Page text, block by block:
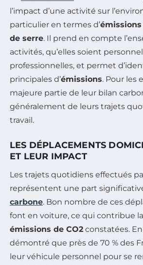
l’impact d’une activité sur
particulier en termes d’
de serre. Il prend en compte
activités, qu’elles soient
professionnelles, et permet
principales d’émissions. Pour les
majeure partie de leur bilan
généralement de leurs trajets
travail.
LES DÉPLACEMENTS
ET LEUR IMPACT
Les trajets quotidiens effectués
représentent une part
carbone. Bon nombre de ces
font en voiture, ce qui contribue
émissions de CO2 constatées.
démontré que près de 70 % des
leur véhicule personnel pour se